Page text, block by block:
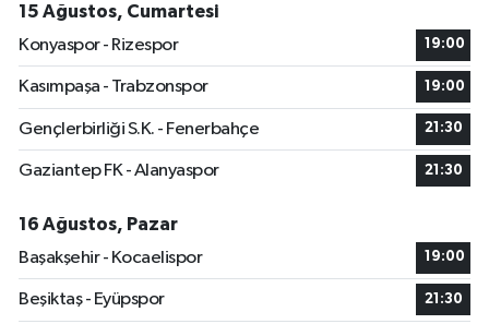
15 Ağustos, Cumartesi
Konyaspor - Rizespor
19:00
Kasımpaşa - Trabzonspor 19:00
Gençlerbirliği S.K. - Fenerbahçe 21:30
Gaziantep FK - Alanyaspor 21:30
16 Ağustos, Pazar
Başakşehir - Kocaelispor
19:00
Beşiktaş - Eyüpspor 21:30